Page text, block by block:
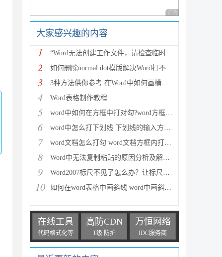
广告 商业广告，理性
大家感兴趣的内容
1 “Word无法创建工作文件，请检查临时环境变量”微软解
2 如何删除normal.dot模版解决Word打不开问题
3 3种方法供你参考 在Word中如何画横线和下划线
4 Word表格制作教程
5 word中如何在方框中打对勾?word方框打对勾符号图文教
6 word中怎么打下划线 下划线的输入方法详细汇总
7 word文档怎么打勾 word文档方框内打勾六种方法介绍
8 Word中无法复制粘贴的原因分析及解决方法
9 Word2007标尺不见了怎么办？让标尺显示出来的解决方法
10 如何在word表格中画斜线 word中画斜线的方法汇总
在线工具
代码格式化等
高防CDN
T级 防护
万恒网络
IDC服务商